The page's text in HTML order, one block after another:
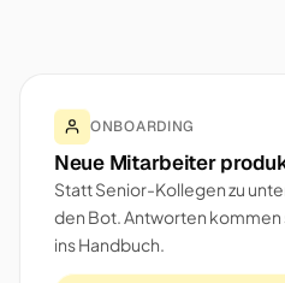
ONBOARDING
Neue Mitarbeiter
Statt Senior-Kollegen zu
den Bot. Antworten
ins Handbuch.